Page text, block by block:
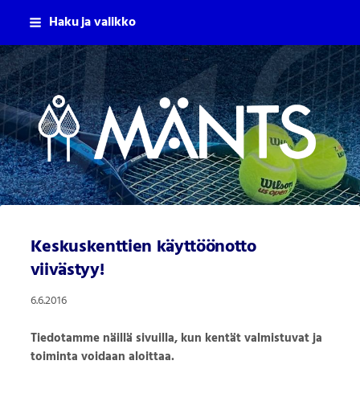
Siirry
sisältöön
Haku ja valikko
Mäntsälän Tennisseura Ry
Keskuskenttien käyttöönotto
viivästyy!
6.6.2016
Tiedotamme näillä sivuilla, kun kentät valmistuvat ja
toiminta voidaan aloittaa.